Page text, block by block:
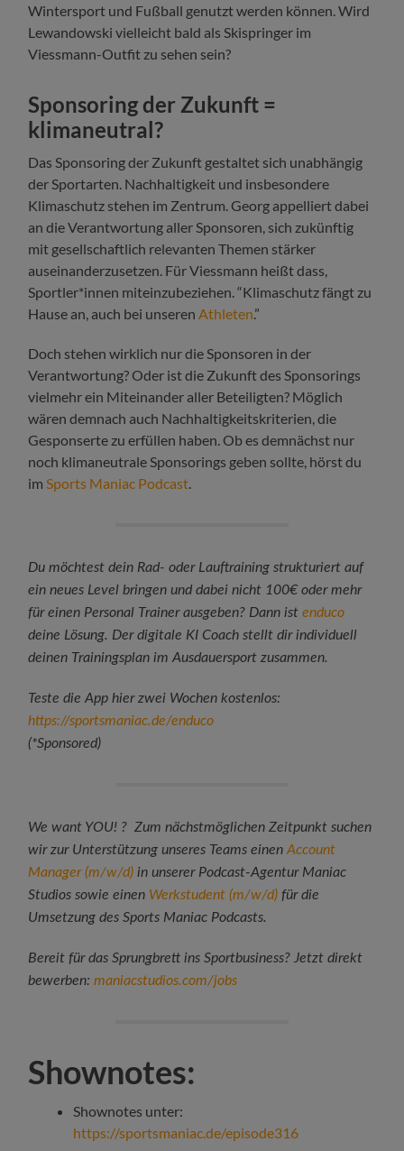
Wintersport und Fußball genutzt werden können. Wird
Lewandowski vielleicht bald als Skispringer im
Viessmann-Outfit zu sehen sein?
Sponsoring der Zukunft =
klimaneutral?
Das Sponsoring der Zukunft gestaltet sich unabhängig
der Sportarten. Nachhaltigkeit und insbesondere
Klimaschutz stehen im Zentrum. Georg appelliert dabei
an die Verantwortung aller Sponsoren, sich zukünftig
mit gesellschaftlich relevanten Themen stärker
auseinanderzusetzen. Für Viessmann heißt dass,
Sportler*innen miteinzubeziehen. “Klimaschutz fängt zu
Hause an, auch bei unseren Athleten.”
Doch stehen wirklich nur die Sponsoren in der
Verantwortung? Oder ist die Zukunft des Sponsorings
vielmehr ein Miteinander aller Beteiligten? Möglich
wären demnach auch Nachhaltigkeitskriterien, die
Gesponserte zu erfüllen haben. Ob es demnächst nur
noch klimaneutrale Sponsorings geben sollte, hörst du
im Sports Maniac Podcast
Du möchtest dein Rad- oder Lauftraining strukturiert auf
ein neues Level bringen und dabei nicht 100€ oder mehr
für einen Personal Trainer ausgeben? Dann istenduco
deine Lösung. Der digitale KI Coach stellt dir individuell
deinen Trainingsplan im Ausdauersport zusammen.
Teste die App hier zwei Wochen kostenlos:
https://sportsmaniac.de/enduco
(*Sponsored)
We want YOU! ? Zum nächstmöglichen Zeitpunkt suchen
wir zur Unterstützung unseres Teams einenAccount
Manager (m/w/d) in unserer Podcast-Agentur Maniac
Studios sowie einen Werkstudent (m/w/d) für die
Umsetzung des Sports Maniac Podcasts.
Bereit für das Sprungbrett ins Sportbusiness? Jetzt direkt
bewerben:maniacstudios.com/jobs
Shownotes:
Shownotes unter:
https://sportsmaniac.de/episode316